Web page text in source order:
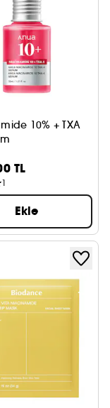
10% + TXA
ve Yaşlanma
TL
1
Ekle